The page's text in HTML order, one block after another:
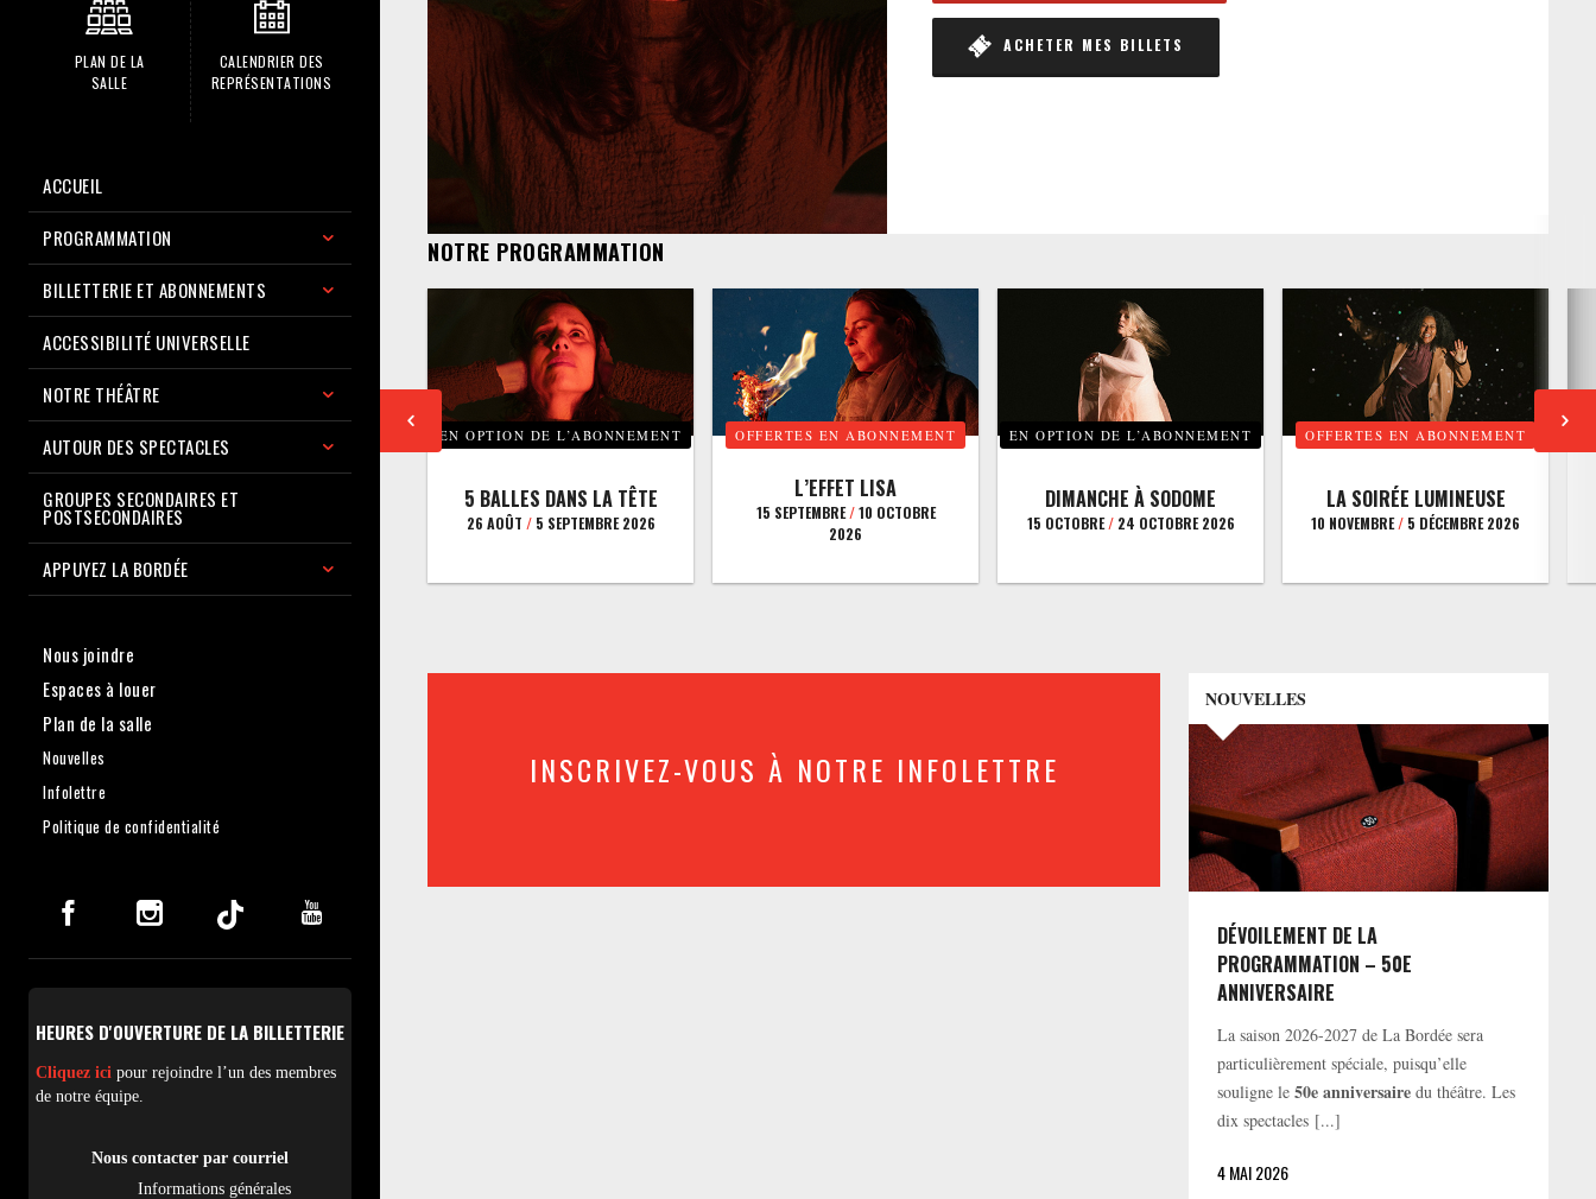
PLAN DE LA
SALLE
CALENDRIER DES
REPRÉSENTATIONS
ACCUEIL
PROGRAMMATION
BILLETTERIE ET ABONNEMENTS
ACCESSIBILITÉ UNIVERSELLE
NOTRE THÉÂTRE
AUTOUR DES SPECTACLES
GROUPES SECONDAIRES ET
POSTSECONDAIRES
APPUYEZ LA BORDÉE
Nous joindre
Espaces à louer
Plan de la salle
Nouvelles
Infolettre
Politique de confidentialité
HEURES D'OUVERTURE DE LA BILLETTERIE
Cliquez ici pour rejoindre l’un des membres
de notre équipe.
Nous contacter par courriel
Informations générales
ACHETER MES BILLETS
NOTRE PROGRAMMATION
EN OPTION DE L’ABONNEMENT
5 BALLES DANS LA TÊTE
26 AOÛT /5 SEPTEMBRE 2026
OFFERTES EN ABONNEMENT
L’EFFET LISA
15 SEPTEMBRE/10 OCTOBRE
2026
EN OPTION DE L’ABONNEMENT
DIMANCHE À SODOME
15 OCTOBRE/24 OCTOBRE 2026
OFFERTES EN ABONNEMENT
LA SOIRÉE LUMINEUSE
10 NOVEMBRE/ 5 DÉCEMBRE 2026
INSCRIVEZ-VOUS À NOTRE INFOLETTRE
NOUVELLES
DÉVOILEMENT DE LA
PROGRAMMATION – 50E
ANNIVERSAIRE
La saison 2026-2027 de La Bordée sera
particulièrement spéciale, puisqu’elle
souligne le50e anniversaire du théâtre. Les
dix spectacles [...]
4 MAI 2026